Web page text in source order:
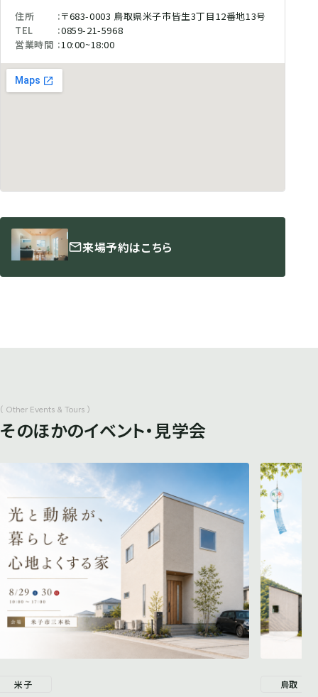
住所
〒683-0003 鳥取県米子市皆生3丁目12番地13号
TEL
0859-21-5968
営業時間 10:00~18:00
来場予約はこちら
( Other Events & Tours )
そのほかのイベント・見学会
米子 鳥取